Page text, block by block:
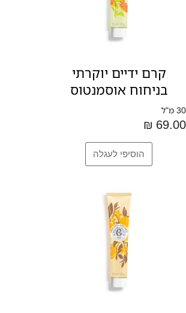
קרם ידיים יוקרתי
בניחוח אוסמנטוס
30 מ"ל
69.00 ₪